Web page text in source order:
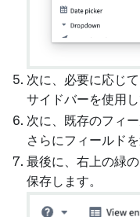
次に、必要に応じ
サイドバーを使用
次に、既存のフィ
さらにフィールドを
最後に、右上の緑の
保存します。